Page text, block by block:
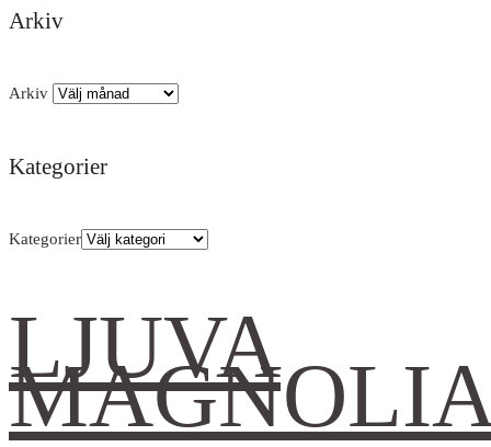
Arkiv
Arkiv
Kategorier
Kategorier
LJUVA